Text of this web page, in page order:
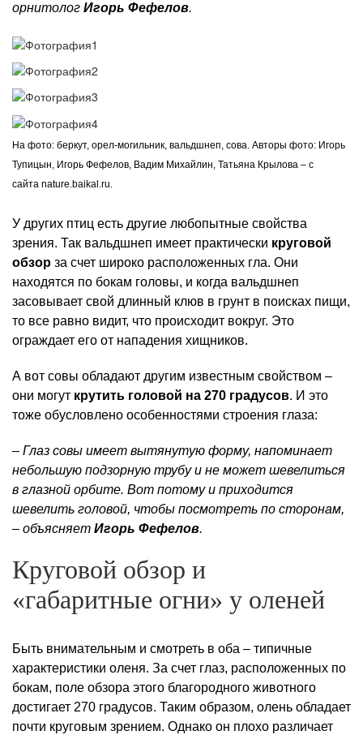
орнитолог Игорь Фефелов.
На фото: беркут, орел-могильник, вальдшнеп, сова. Авторы фото: Игорь
Тупицын, Игорь Фефелов, Вадим Михайлин, Татьяна Крылова – с
сайта nature.baikal.ru.
У других птиц есть другие любопытные свойства
зрения. Так вальдшнеп имеет практически круговой
обзор за счет широко расположенных гла. Они
находятся по бокам головы, и когда вальдшнеп
засовывает свой длинный клюв в грунт в поисках пищи,
то все равно видит, что происходит вокруг. Это
ограждает его от нападения хищников.
А вот совы обладают другим известным свойством –
они могут крутить головой на 270 градусов. И это
тоже обусловлено особенностями строения глаза:
– Глаз совы имеет вытянутую форму, напоминает
небольшую подзорную трубу и не может шевелиться
в глазной орбите. Вот потому и приходится
шевелить головой, чтобы посмотреть по сторонам,
– объясняет Игорь Фефелов.
Круговой обзор и
«габаритные огни» у оленей
Быть внимательным и смотреть в оба – типичные
характеристики оленя. За счет глаз, расположенных по
бокам, поле обзора этого благородного животного
достигает 270 градусов. Таким образом, олень обладает
почти круговым зрением. Однако он плохо различает